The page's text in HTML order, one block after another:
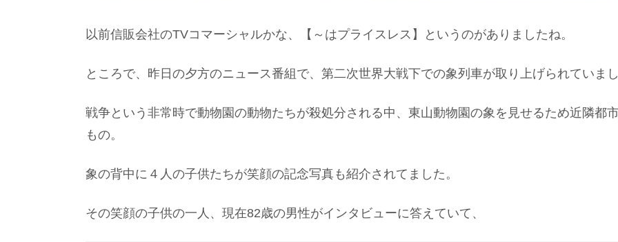
以前信販会社のTVコマーシャルかな、【～はプライスレス】というのがありましたね。
ところで、昨日の夕方のニュース番組で、第二次世界大戦下での象列車が取り上げられていまし
戦争という非常時で動物園の動物たちが殺処分される中、東山動物園の象を見せるため近隣都
もの。
象の背中に４人の子供たちが笑顔の記念写真も紹介されてました。
その笑顔の子供の一人、現在82歳の男性がインタビューに答えていて、